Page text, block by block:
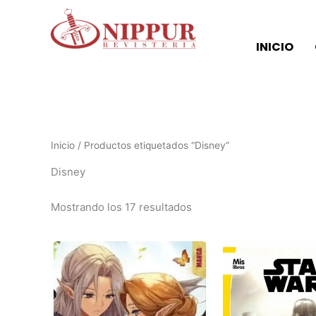
INICIO
Inicio / Productos etiquetados “Disney”
Disney
Mostrando los 17 resultados
los
últimos
Este
producto
tiene
múltiples